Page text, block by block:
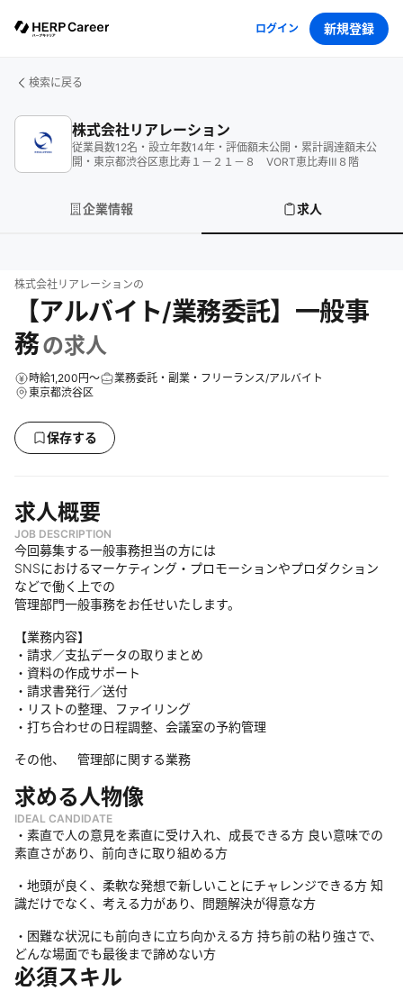
ログイン 新規登録
検索に戻る
株式会社リアレーション
従業員数12名 ・ 設立年数14年 ・ 評価額未公開 ・ 累計調達額未公
開 ・ 東京都渋谷区恵比寿１－２１－８ VORT恵比寿Ⅲ８階
企業情報 求人
株式会社リアレーションの
【アルバイト/業務委託】一般事
務の求人
時給1,200円～
業務委託・副業・フリーランス/アルバイト
東京都渋谷区
保存する
求人概要
JOB DESCRIPTION
今回募集する一般事務担当の方には
SNSにおけるマーケティング・プロモーションやプロダクション
などで働く上での
管理部門一般事務をお任せいたします。
【業務内容】
・請求／支払データの取りまとめ
・資料の作成サポート
・請求書発行／送付
・リストの整理、ファイリング
・打ち合わせの日程調整、会議室の予約管理
その他、 管理部に関する業務
求める人物像
IDEAL CANDIDATE
・素直で人の意見を素直に受け入れ、成長できる方 良い意味での
素直さがあり、前向きに取り組める方
・地頭が良く、柔軟な発想で新しいことにチャレンジできる方 知
識だけでなく、考える力があり、問題解決が得意な方
・困難な状況にも前向きに立ち向かえる方 持ち前の粘り強さで、
どんな場面でも最後まで諦めない方
必須スキル